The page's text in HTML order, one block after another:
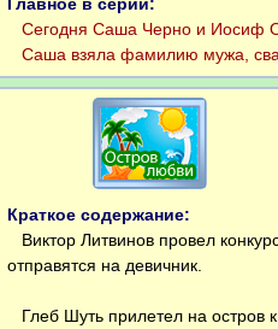
Главное в серии:
Сегодня Саша Черно и Иосиф
Саша взяла фамилию мужа,
Краткое содержание:
Виктор Литвинов провел
отправятся на девичник.
Глеб Шуть прилетел на остров